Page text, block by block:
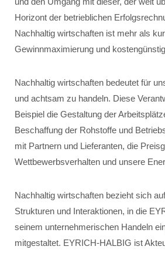
Horizont der betrieblichen
Nachhaltig wirtschaften ist mehr als
Gewinnmaximierung und
Nachhaltig wirtschaften bedeutet für
und achtsam zu handeln. Diese
Beispiel die Gestaltung der
Beschaffung der Rohstoffe und
mit Partnern und Lieferanten, die
Wettbewerbsverhalten und unsere
Nachhaltig wirtschaften bezieht sich
Strukturen und Interaktionen, in die
seinem unternehmerischen Handeln
mitgestaltet. EYRICH-HALBIG ist